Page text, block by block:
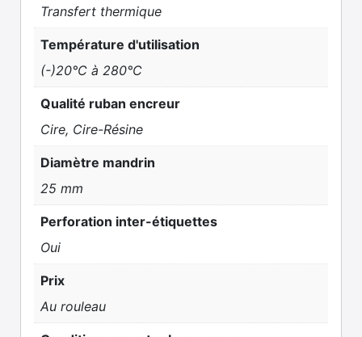
Transfert thermique
Température d'utilisation
(-)20°C à 280°C
Qualité ruban encreur
Cire, Cire-Résine
Diamètre mandrin
25 mm
Perforation inter-étiquettes
Oui
Prix
Au rouleau